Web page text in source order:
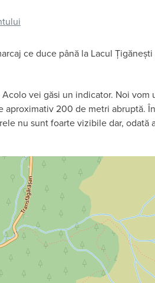
ce duce până la Lacul Țigănești
vei găsi un indicator. Noi vom
aproximativ 200 de metri abruptă.
nu sunt foarte vizibile dar, odată